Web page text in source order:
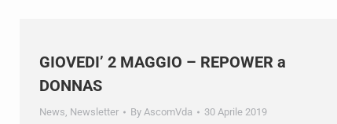
GIOVEDI’ 2 MAGGIO – REPOWER a
DONNAS
News, Newsletter By AscomVda 30 Aprile 2019